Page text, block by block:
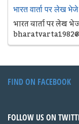
भारत वार्ता पर लेख भेजे
भारत वार्ता पर लेख
FIND ON FACEBOOK
FOLLOW US ON